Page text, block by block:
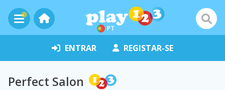
PT
ENTRAR REGISTAR-SE
Perfect Salon